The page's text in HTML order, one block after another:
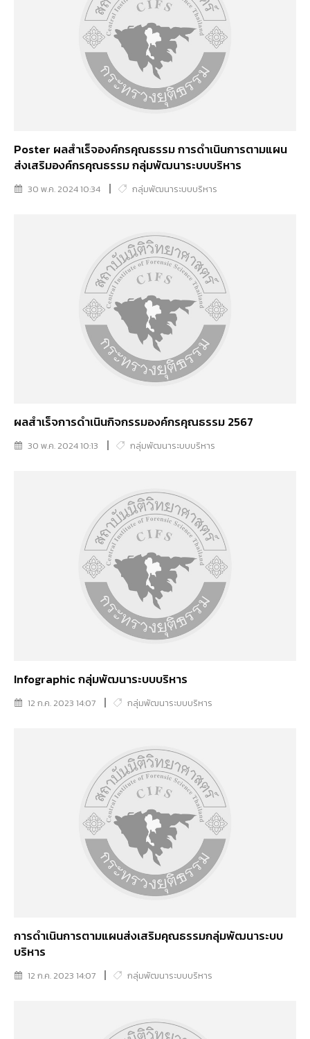
Poster ผลสำเร็จองค์กรคุณธรรม การดำเนินการตามแผน
ส่งเสริมองค์กรคุณธรรม กลุ่มพัฒนาระบบบริหาร
30 พ.ค. 2024 10:34 กลุ่มพัฒนาระบบบริหาร
ผลสำเร็จการดำเนินกิจกรรมองค์กรคุณธรรม 2567
30 พ.ค. 2024 10:13 กลุ่มพัฒนาระบบบริหาร
Infographic กลุ่มพัฒนาระบบบริหาร
12 ก.ค. 2023 14:07 กลุ่มพัฒนาระบบบริหาร
การดำเนินการตามแผนส่งเสริมคุณธรรมกลุ่มพัฒนาระบบ
บริหาร
12 ก.ค. 2023 14:07 กลุ่มพัฒนาระบบบริหาร